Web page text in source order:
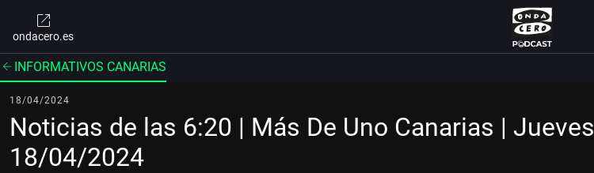
ondacero.es
INFORMATIVOS CANARIAS
18/04/2024
Noticias de las 6:20 | Más De Uno Canarias | Jueves
18/04/2024